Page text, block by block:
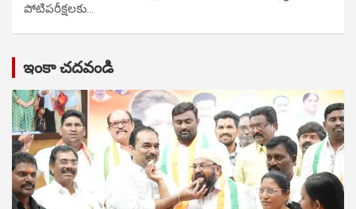
పోటిప‌రీక్ష‌ల‌కు…
ఇంకా చదవండి